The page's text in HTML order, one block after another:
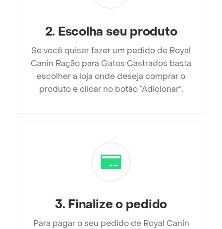
2. Escolha seu produto
Se você quiser fazer um pedido de Royal
Canin Ração para Gatos Castrados basta
escolher a loja onde deseja comprar o
produto e clicar no botão “Adicionar”.
3. Finalize o pedido
Para pagar o seu pedido de Royal Canin